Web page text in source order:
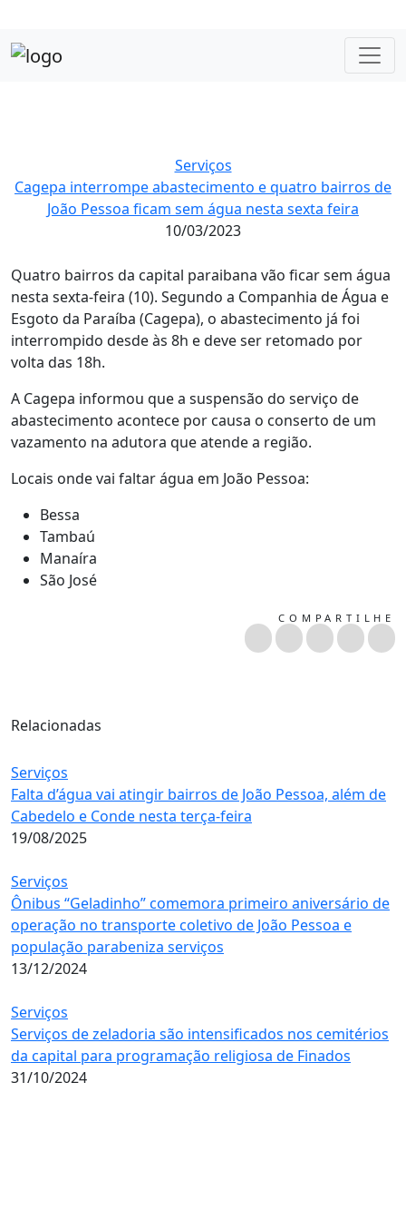
Serviços
Cagepa interrompe abastecimento e quatro bairros de
João Pessoa ficam sem água nesta sexta feira
10/03/2023
Quatro bairros da capital paraibana vão ficar sem água
nesta sexta-feira (10). Segundo a Companhia de Água e
Esgoto da Paraíba (Cagepa), o abastecimento já foi
interrompido desde às 8h e deve ser retomado por
volta das 18h.
A Cagepa informou que a suspensão do serviço de
abastecimento acontece por causa o conserto de um
vazamento na adutora que atende a região.
Locais onde vai faltar água em João Pessoa:
Bessa
Tambaú
Manaíra
São José
COMPARTILHE
Relacionadas
Serviços
Falta d’água vai atingir bairros de João Pessoa, além de
Cabedelo e Conde nesta terça-feira
19/08/2025
Serviços
Ônibus “Geladinho” comemora primeiro aniversário de
operação no transporte coletivo de João Pessoa e
população parabeniza serviços
13/12/2024
Serviços
Serviços de zeladoria são intensificados nos cemitérios
da capital para programação religiosa de Finados
31/10/2024